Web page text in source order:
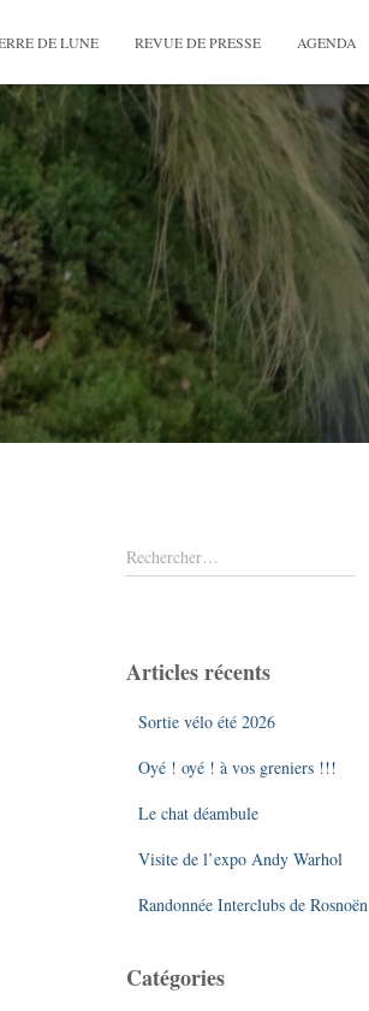
DE LUNE REVUE DE PRESSE AGENDA
R
e
r
Rechercher…
Articles récents
Sortie vélo été 2026
Oyé ! oyé ! à vos greniers !!!
Le chat déambule
Visite de l’expo Andy Warhol
Randonnée Interclubs de Rosnoën
Catégories